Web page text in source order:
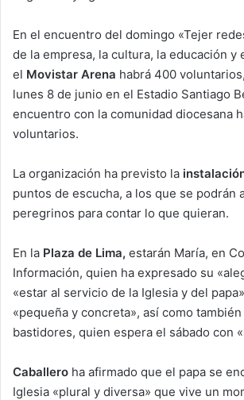
En el encuentro del domingo «Tejer
de la empresa, la cultura, la educación y
el Movistar Arena habrá 400
lunes 8 de junio en el Estadio Santiago
encuentro con la comunidad diocesana
voluntarios.
La organización ha previsto la
puntos de escucha, a los que se podrán
peregrinos para contar lo que quieran.
En la Plaza de Lima, estarán María, en
Información, quien ha expresado su
«estar al servicio de la Iglesia y del
«pequeña y concreta», así como
bastidores, quien espera el sábado con
Caballero ha afirmado que el papa se
Iglesia «plural y diversa» que vive un